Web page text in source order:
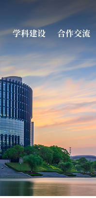
学科建设 合作交流